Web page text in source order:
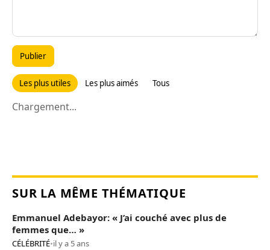
Publier
Les plus utiles Les plus aimés Tous
Chargement...
SUR LA MÊME THÉMATIQUE
Emmanuel Adebayor: « J’ai couché avec plus de
femmes que… »
CÉLÉBRITÉ•il y a 5 ans